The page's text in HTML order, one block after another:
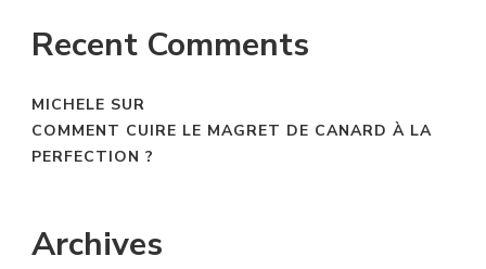
Recent Comments
MICHELE SUR
COMMENT CUIRE LE MAGRET DE CANARD À LA
PERFECTION ?
Archives